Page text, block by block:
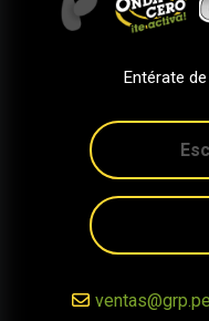
Entérate
ventas@grp.pe